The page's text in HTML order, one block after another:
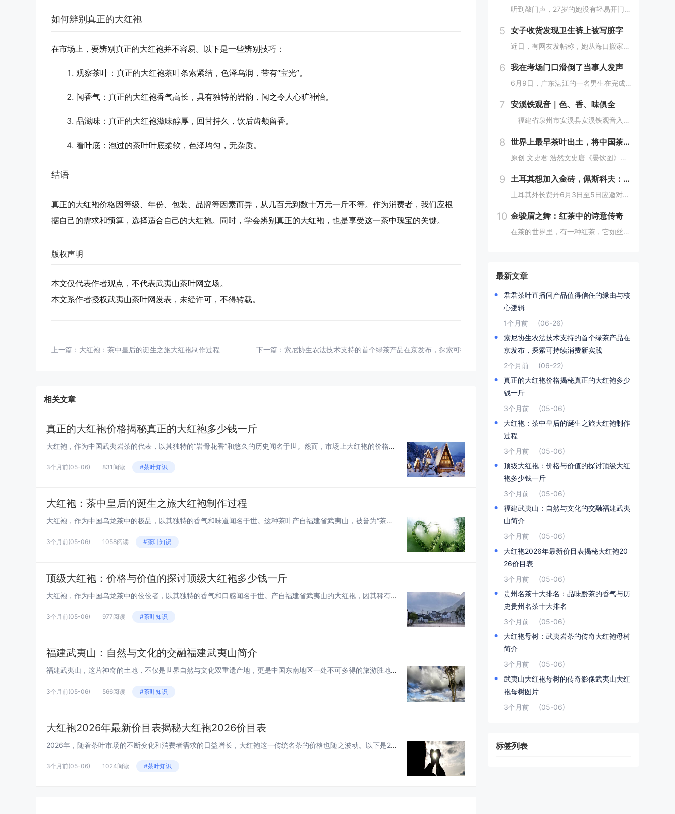
如何辨别真正的大红袍
在市场上，要辨别真正的大红袍并不容易。以下是一些辨别技巧：
观察茶叶 ：真正的大红袍茶叶条索紧结，色泽乌润，带有“宝光”。
闻香气 ：真正的大红袍香气高长，具有独特的岩韵，闻之令人心旷神怡。
品滋味 ：真正的大红袍滋味醇厚，回甘持久，饮后齿颊留香。
看叶底 ：泡过的茶叶叶底柔软，色泽均匀，无杂质。
结语
真正的大红袍价格因等级、年份、包装、品牌等因素而异，从几百元到数十万元一斤不等。作为消费者，我们应根
据自己的需求和预算，选择适合自己的大红袍。同时，学会辨别真正的大红袍，也是享受这一茶中瑰宝的关键。
版权声明
本文仅代表作者观点，不代表武夷山茶叶网立场。
本文系作者授权武夷山茶叶网发表，未经许可，不得转载。
上一篇： 大红袍：茶中皇后的诞生之旅大红袍制作过程 下一篇： 索尼协生农法技术支持的首个绿茶产品在京发布，探索可持续消费新实践
相关文章
真正的大红袍价格揭秘真正的大红袍多少钱一斤
大红袍，作为中国武夷岩茶的代表，以其独特的“岩骨花香”和悠久的历史闻名于世。然而，市场上大红袍的价格参差不齐，从几十元...
3个月前(05-06) 831阅读 #茶叶知识
大红袍：茶中皇后的诞生之旅大红袍制作过程
大红袍，作为中国乌龙茶中的极品，以其独特的香气和味道闻名于世。这种茶叶产自福建省武夷山，被誉为“茶中皇后”。下面，我们...
3个月前(05-06) 1058阅读 #茶叶知识
顶级大红袍：价格与价值的探讨顶级大红袍多少钱一斤
大红袍，作为中国乌龙茶中的佼佼者，以其独特的香气和口感闻名于世。产自福建省武夷山的大红袍，因其稀有性和高品质而备受茶友...
3个月前(05-06) 977阅读 #茶叶知识
福建武夷山：自然与文化的交融福建武夷山简介
福建武夷山，这片神奇的土地，不仅是世界自然与文化双重遗产地，更是中国东南地区一处不可多得的旅游胜地。本文将带你走进武夷...
3个月前(05-06) 566阅读 #茶叶知识
大红袍2026年最新价目表揭秘大红袍2026价目表
2026年，随着茶叶市场的不断变化和消费者需求的日益增长，大红袍这一传统名茶的价格也随之波动。以下是2026年大红袍的...
3个月前(05-06) 1024阅读 #茶叶知识
听到敲门声，27岁的她没有轻易开门，当小区6旬保安赶到后她才打开，随后门外一名素不相识的女子当着保安的面入室，将她杀害。母亲外出办事女儿独自在家，门外响起阵阵敲门声这名遇害女子叫林薇（化名），今年27岁，家住四川省成都市郫都区红光街道中航城...
5 女子收货发现卫生裤上被写脏字
近日，有网友发帖称，她从海口搬家至昆明，期间使用德邦快递寄私人物品，收货时发现“干净的衣服有一股浓烈的脚臭味，安睡裤上用红笔写着侮辱我的字，希望德邦可以给我一个合理的解释”。此事随即引发热议。5月28日，该消费者告诉记者，预约快递员上门取件...
6 我在考场门口滑倒了当事人发声
6月9日，广东湛江的一名男生在完成人生中重要的高考之后，怀着激动的心情冲出考场，想要以一种特别的方式庆祝这一时刻。他选择了模仿篮球巨星迈克尔·乔丹的炫酷飞踢动作，以此来表达自己的兴奋和释放压力。然而，事与愿违，由于考场外的地面湿滑，他在尝试...
7 安溪铁观音｜色、香、味俱全
福建省泉州市安溪县安溪铁观音入选中国茶叶十大区域公共品牌, “安溪铁观音茶文化系统”被联合国粮农组织正式认定为“全球重要农业文化遗产”。近年来，安溪县紧紧围绕统筹做好茶文化、茶产业、茶科技这篇大文章，以创建国家级农业现代化示范区为载体，稳...
8 世界上最早茶叶出土，将中国茶事推进了三百年，茶文化就是讲究
原创 文史君 浩然文史唐《晏饮图》（局部） 前部站着两个奉茶的童子山东大学考古团队发表的一篇考古报告，正式宣布在山东济宁邹城邾国故城遗址中发现了世界上最早的茶叶。在这之前，世界上最早的茶叶发现于汉景帝刘启的阳陵从葬坑。山东大学的这一发现，直...
9 土耳其想加入金砖，佩斯科夫：俄方持积极态度
土耳其外长费丹6月3日至5日应邀对中国进行正式访问。据香港《南华早报》报道，费丹在访华期间表示，土耳其希望成为金砖国家成员，这可以为土耳其提供加入欧盟之外的“良好选择”。对此，作为今年金砖国家轮值主席国的俄罗斯表示欢迎。香港《南华早报》4日...
10 金骏眉之舞：红茶中的诗意传奇
在茶的世界里，有一种红茶，它如丝如缕，又似骏马奔腾的尾鬃，轻盈而富有力量，那就是金骏眉。这名字，既是对其形态的美妙描绘，又似一曲悠扬的乐章，让人在品味间，仿佛能听到历史的回声，感受到文化的韵味。金骏眉，这个名字仿佛带着一种神秘的魅力，引人遐...
最新文章
君君茶叶直播间产品值得信任的缘由与核
心逻辑
1个月前
(06-26)
索尼协生农法技术支持的首个绿茶产品在
京发布，探索可持续消费新实践
2个月前
(06-22)
真正的大红袍价格揭秘真正的大红袍多少
钱一斤
3个月前
(05-06)
大红袍：茶中皇后的诞生之旅大红袍制作
过程
3个月前
(05-06)
顶级大红袍：价格与价值的探讨顶级大红
袍多少钱一斤
3个月前
(05-06)
福建武夷山：自然与文化的交融福建武夷
山简介
3个月前
(05-06)
大红袍2026年最新价目表揭秘大红袍20
26价目表
3个月前
(05-06)
贵州名茶十大排名：品味黔茶的香气与历
史贵州名茶十大排名
3个月前
(05-06)
大红袍母树：武夷岩茶的传奇大红袍母树
简介
3个月前
(05-06)
武夷山大红袍母树的传奇影像武夷山大红
袍母树图片
3个月前
(05-06)
标签列表